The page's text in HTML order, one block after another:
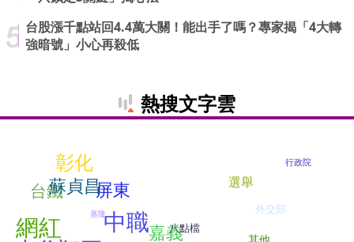
台股漲千點站回4.4萬大關！能出手了嗎？專家揭「4大轉
強暗號」小心再殺低
熱搜文字雲
中職嘉義
屏東
台鐵蘇貞昌
行政院
基隆
網紅
彰化
其他
八點檔
選舉
外交部